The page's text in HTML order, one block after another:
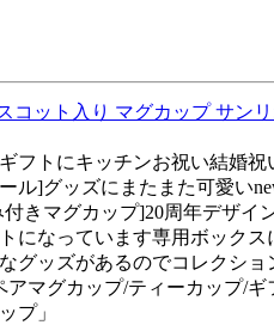
コット入り マグカップ サン
フトにキッチンお祝い結婚祝
ル]グッズにまたまた可愛い
きマグカップ]20周年デザイ
になっています専用ボック
グッズがあるのでコレクシ
アマグカップ/ティーカップ/
ップ」